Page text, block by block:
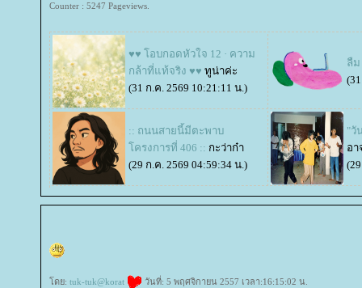
Counter : 5247 Pageviews.
♥♥ โอบกอดหัวใจ 12 · ความ
กล้าที่แท้จริง ♥♥ ทูน่าค่ะ
(31 ก.ค. 2569 10:21:11 น.)
ลืม
:: ถนนสายนี้มีตะพาบ
ครงการที่ 406 :: กะว่าก๋า
(29 ก.ค. 2569 04:59:34 น.)
"วั
อา
ดย: tuk-tuk@korat วันที่: 5 พฤศจิกายน 2557 เวลา:16:15:02 น.